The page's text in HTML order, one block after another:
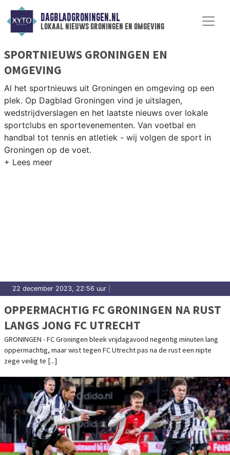
DAGBLADGRONINGEN.NL
lokaal nieuws groningen en omgeving
SPORTNIEUWS GRONINGEN EN
OMGEVING
Al het sportnieuws uit Groningen en omgeving op een
plek. Op Dagblad Groningen vind je uitslagen,
wedstrijdverslagen en het laatste nieuws over lokale
sportclubs en sportevenementen. Van voetbal en
handbal tot tennis en atletiek - wij volgen de sport in
Groningen op de voet.
22 december 2023, 22:56 uur
OPPERMACHTIG FC GRONINGEN NA RUST
LANGS JONG FC UTRECHT
GRONINGEN - FC Groningen bleek vrijdagavond negentig minuten lang
oppermachtig, maar wist tegen FC Utrecht pas na de rust een nipte
zege veilig te [...]